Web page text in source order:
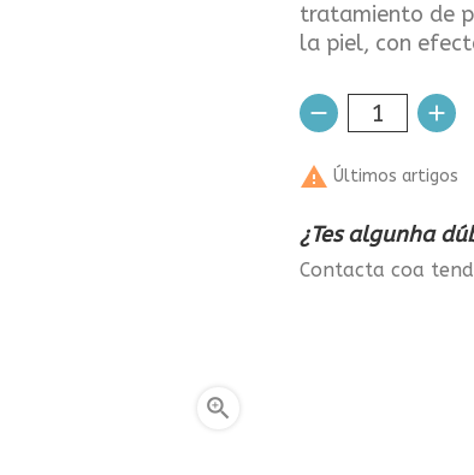

tratamiento de
la piel, con
 Últimos artigos
¿Tes algunha
Contacta coa